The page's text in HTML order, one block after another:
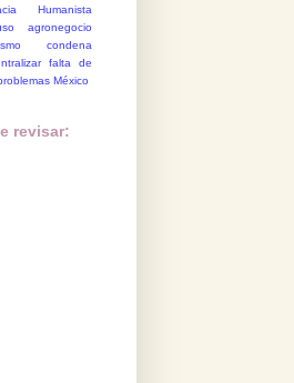
Humanista
agronegocio
condena
falta de
México
revisar: